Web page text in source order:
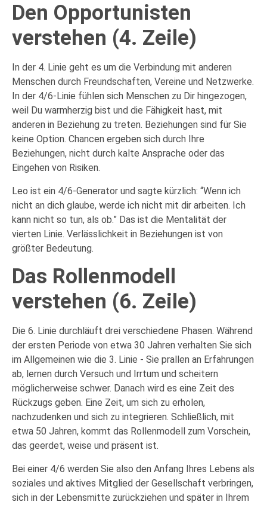
Den Opportunisten
verstehen (4. Zeile)
In der 4. Linie geht es um die Verbindung mit anderen
Menschen durch Freundschaften, Vereine und Netzwerke.
In der 4/6-Linie fühlen sich Menschen zu Dir hingezogen,
weil Du warmherzig bist und die Fähigkeit hast, mit
anderen in Beziehung zu treten. Beziehungen sind für Sie
keine Option. Chancen ergeben sich durch Ihre
Beziehungen, nicht durch kalte Ansprache oder das
Eingehen von Risiken.
Leo ist ein 4/6-Generator und sagte kürzlich: “Wenn ich
nicht an dich glaube, werde ich nicht mit dir arbeiten. Ich
kann nicht so tun, als ob.” Das ist die Mentalität der
vierten Linie. Verlässlichkeit in Beziehungen ist von
größter Bedeutung.
Das Rollenmodell
verstehen (6. Zeile)
Die 6. Linie durchläuft drei verschiedene Phasen. Während
der ersten Periode von etwa 30 Jahren verhalten Sie sich
im Allgemeinen wie die 3. Linie - Sie prallen an Erfahrungen
ab, lernen durch Versuch und Irrtum und scheitern
möglicherweise schwer. Danach wird es eine Zeit des
Rückzugs geben. Eine Zeit, um sich zu erholen,
nachzudenken und sich zu integrieren. Schließlich, mit
etwa 50 Jahren, kommt das Rollenmodell zum Vorschein,
das geerdet, weise und präsent ist.
Bei einer 4/6 werden Sie also den Anfang Ihres Lebens als
soziales und aktives Mitglied der Gesellschaft verbringen,
sich in der Lebensmitte zurückziehen und später in Ihrem